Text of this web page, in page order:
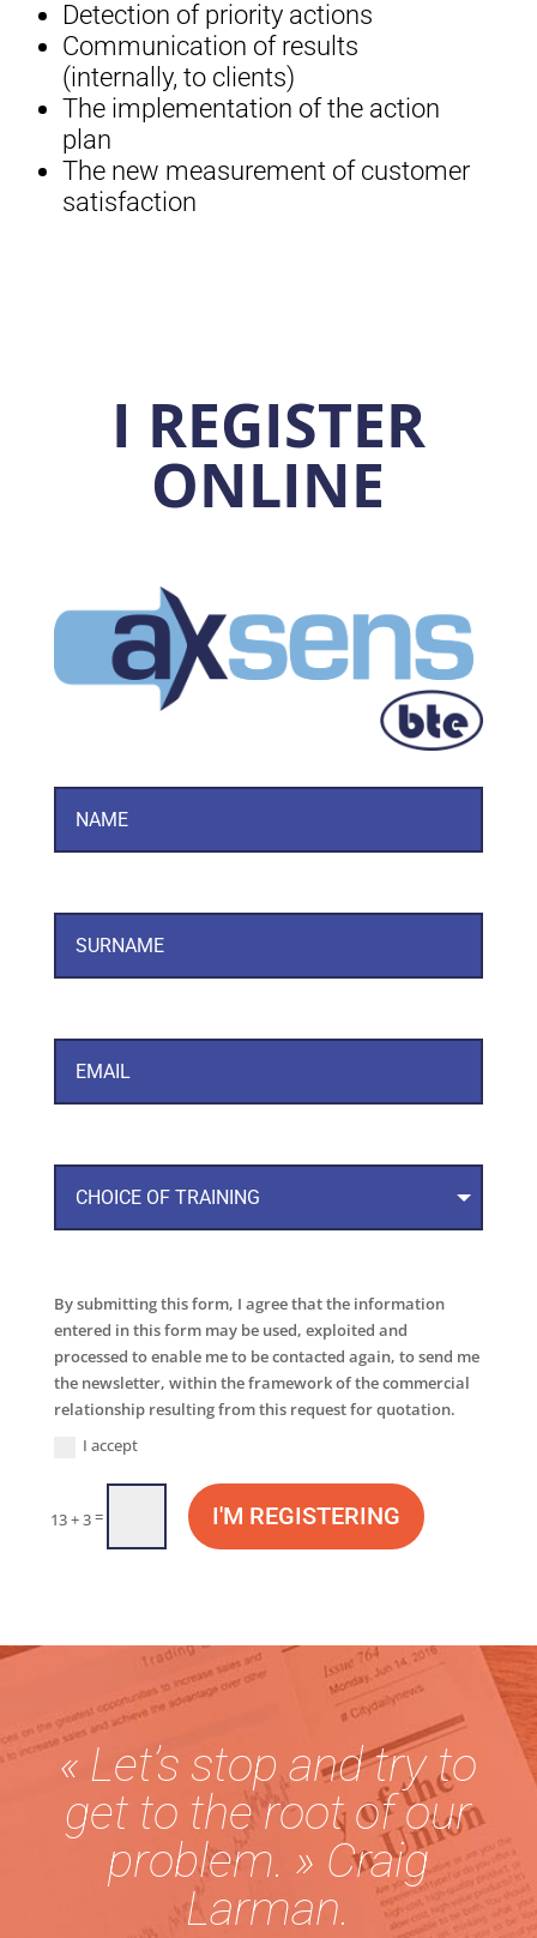
Detection of priority actions
Communication of results
(internally, to clients)
The implementation of the action
plan
The new measurement of customer
satisfaction
I REGISTER
ONLINE
By submitting this form, I agree that the information
entered in this form may be used, exploited and
processed to enable me to be contacted again, to send me
the newsletter, within the framework of the commercial
relationship resulting from this request for quotation.
I accept
13 + 3= I'M REGISTERING
« Let’s stop and try to
get to the root of our
problem. » Craig
Larman.